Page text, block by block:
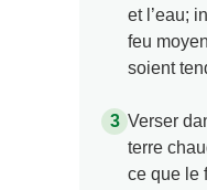
et l’eau;
feu
soient
Verser
terre
ce que le